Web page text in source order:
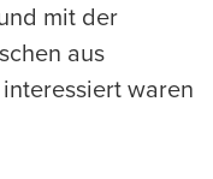
mit der
aus
waren